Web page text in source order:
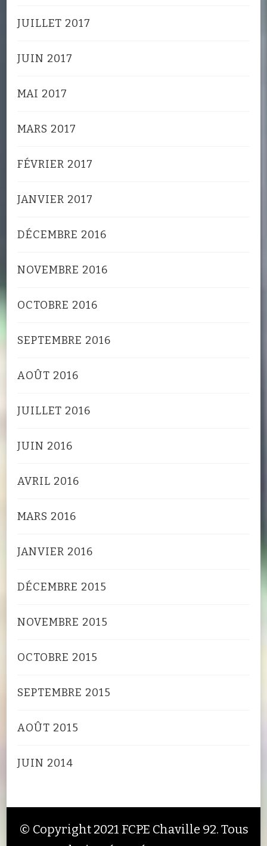
JUILLET 2017
JUIN 2017
MAI 2017
MARS 2017
FÉVRIER 2017
JANVIER 2017
DÉCEMBRE 2016
NOVEMBRE 2016
OCTOBRE 2016
SEPTEMBRE 2016
AOÛT 2016
JUILLET 2016
JUIN 2016
AVRIL 2016
MARS 2016
JANVIER 2016
DÉCEMBRE 2015
NOVEMBRE 2015
OCTOBRE 2015
SEPTEMBRE 2015
AOÛT 2015
JUIN 2014
© Copyright 2021 FCPE Chaville 92. Tous